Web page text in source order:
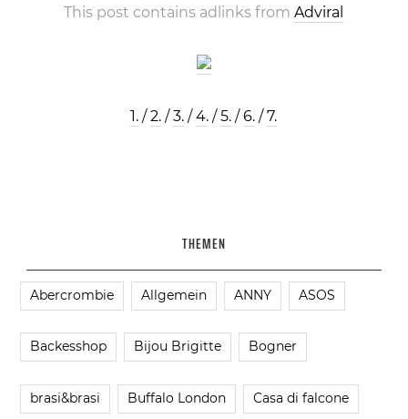
This post contains adlinks fromAdviral
1. /2. /3. /4. /5. /6. /7.
THEMEN
Abercrombie Allgemein ANNY ASOS
Backesshop Bijou Brigitte Bogner
brasi&brasi Buffalo London Casa di falcone